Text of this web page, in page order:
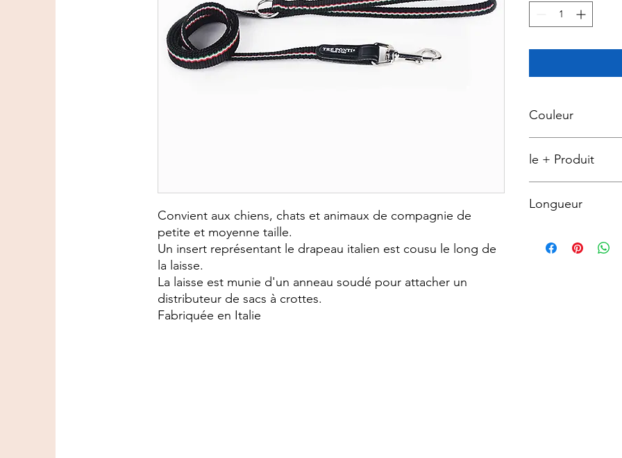
Convient aux chiens, chats et animaux de compagnie de
petite et moyenne taille.
Un insert représentant le drapeau italien est cousu le long de
la laisse.
La laisse est munie d'un anneau soudé pour attacher un
distributeur de sacs à crottes.
Fabriquée en Italie
Couleur
le + Produit
distributeur de sacs
Longueur